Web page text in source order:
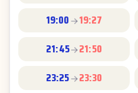
19:00
19:27
21:45
21:50
23:25
23:30